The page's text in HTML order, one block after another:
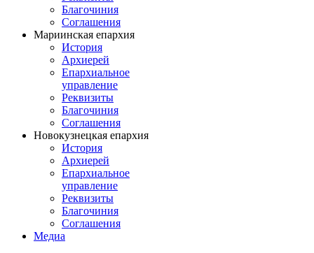
Благочиния
Соглашения
Мариинская епархия
История
Архиерей
Епархиальное
управление
Реквизиты
Благочиния
Соглашения
Новокузнецкая епархия
История
Архиерей
Епархиальное
управление
Реквизиты
Благочиния
Соглашения
Медиа